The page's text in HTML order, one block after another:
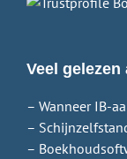
Veel gelezen
– Wanneer IB-
–
–